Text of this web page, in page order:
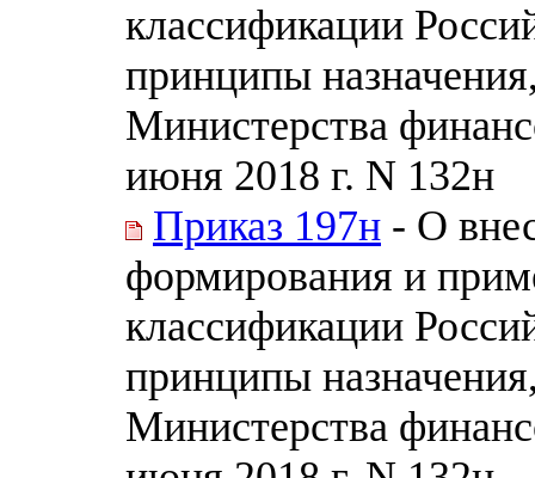
классификации
принципы
Министерства
июня 2018 г. N 132н
Приказ 197н - О
формирования и
классификации
принципы
Министерства